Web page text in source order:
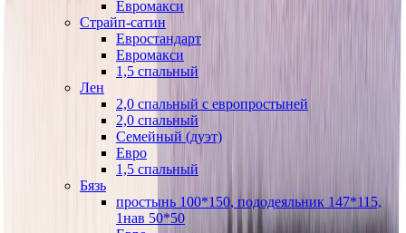
Евромакси
Страйп-сатин
Евростандарт
Евромакси
1,5 спальный
Лен
2,0 спальный с европростыней
2,0 спальный
Семейный (дуэт)
Евро
1,5 спальный
Бязь
простынь 100*150, пододеяльник 147*115,
1нав 50*50